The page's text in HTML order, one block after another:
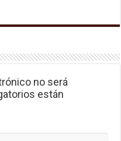
no será
están